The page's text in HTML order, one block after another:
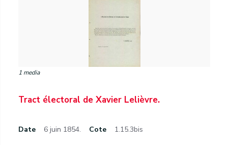
1 media
Tract électoral de Xavier Lelièvre.
Date 6 juin 1854. Cote 1.15.3bis